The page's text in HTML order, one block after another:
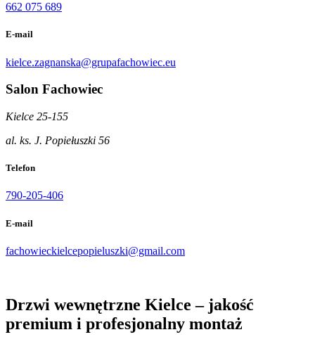
662 075 689
E-mail
kielce.zagnanska@grupafachowiec.eu
Salon Fachowiec
Kielce 25-155
al. ks. J. Popiełuszki 56
Telefon
790-205-406
E-mail
fachowieckielcepopieluszki@gmail.com
Drzwi wewnętrzne Kielce – jakość
premium i profesjonalny montaż